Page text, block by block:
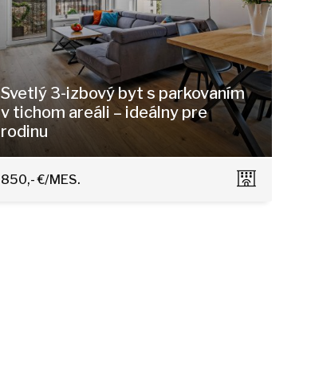
Svetlý 3-izbový byt s parkovaním
v tichom areáli – ideálny pre
rodinu
Agátová 9C, Bratislava - Dúbravka
850,- €/MES.